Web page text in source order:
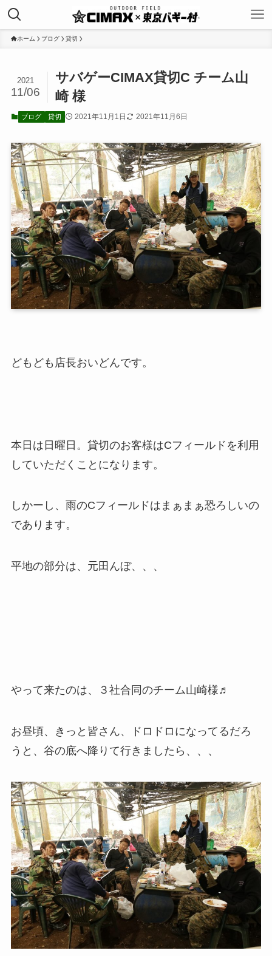
ホーム ブログ 貸切
サバゲーCIMAX貸切C チーム山
崎 様
2021
11/06
ブログ 貸切 2021年11月1日 2021年11月6日
どもども店長おいどんです。
本日は日曜日。貸切のお客様はCフィールドを利用
していただくことになります。
しかーし、雨のCフィールドはまぁまぁ恐ろしいの
であります。
平地の部分は、元田んぼ、、、
やって来たのは、３社合同のチーム山崎様♬
お昼頃、きっと皆さん、ドロドロになってるだろ
うと、谷の底へ降りて行きましたら、、、